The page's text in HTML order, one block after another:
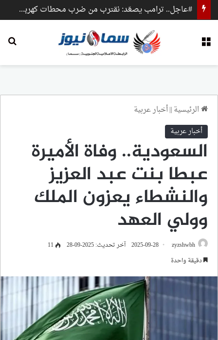
#عاجل.. ترامب يصعّد: نقترب من ضرب محطات كهرباء وجسور داخل إيران
الرئيسية||أخبار عربية
أخبار عربية
السعودية.. وفاة الأميرة
عبطا بنت عبد العزيز
والنشطاء يعزون الملك
وولي العهد
zyzshwbh
2025-09-28 آخر تحديث: 2025-09-28
11
دقيقة واحدة